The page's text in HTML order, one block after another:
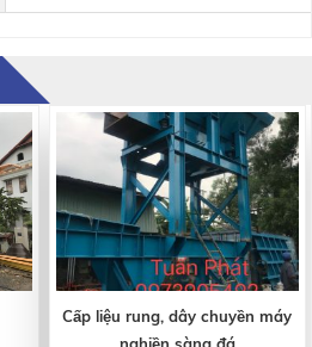
Cấp liệu rung, dây chuyền máy
nghiền sàng đá